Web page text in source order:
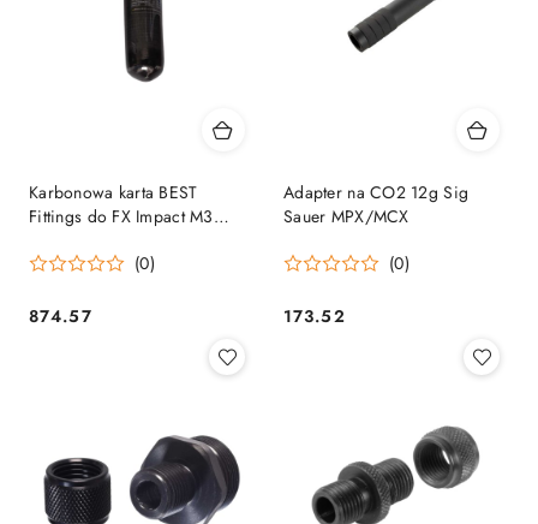
Karbonowa karta BEST
Fittings do FX Impact M3
(0)
Cena:
874.57
Adapter na CO2 12g Sig
Sauer MPX/MCX
(0)
Cena:
173.52